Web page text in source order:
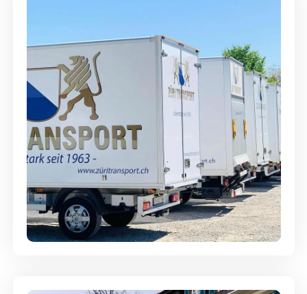
Möbellagerung - Alles sicher
aufbewahrt